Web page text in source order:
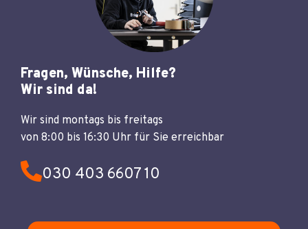
Fragen, Wünsche, Hilfe?
Wir sind da!
Wir sind montags bis freitags
von 8:00 bis 16:30 Uhr für Sie erreichbar
030 403 6607 10